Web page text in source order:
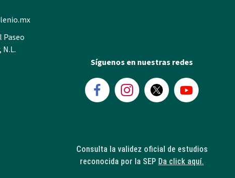
Paseo
Síguenos en nuestras redes
Consulta la validez oficial de estudios
reconocida por la SEP Da click aquí.